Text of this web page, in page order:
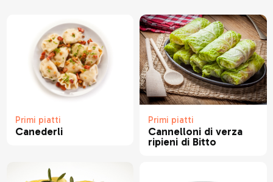
Primi piatti
Canederli
Primi piatti
Cannelloni di verza
ripieni di Bitto